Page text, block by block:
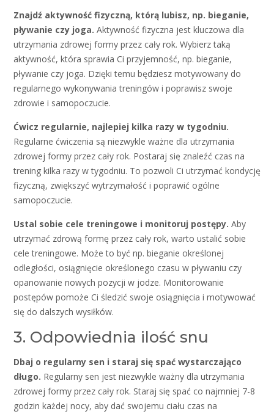
Znajdź aktywność fizyczną, którą lubisz, np. bieganie,
pływanie czy joga. Aktywność fizyczna jest kluczowa dla
utrzymania zdrowej formy przez cały rok. Wybierz taką
aktywność, która sprawia Ci przyjemność, np. bieganie,
pływanie czy joga. Dzięki temu będziesz motywowany do
regularnego wykonywania treningów i poprawisz swoje
zdrowie i samopoczucie.
Ćwicz regularnie, najlepiej kilka razy w tygodniu.
Regularne ćwiczenia są niezwykle ważne dla utrzymania
zdrowej formy przez cały rok. Postaraj się znaleźć czas na
trening kilka razy w tygodniu. To pozwoli Ci utrzymać kondycję
fizyczną, zwiększyć wytrzymałość i poprawić ogólne
samopoczucie.
Ustal sobie cele treningowe i monitoruj postępy. Aby
utrzymać zdrową formę przez cały rok, warto ustalić sobie
cele treningowe. Może to być np. bieganie określonej
odległości, osiągnięcie określonego czasu w pływaniu czy
opanowanie nowych pozycji w jodze. Monitorowanie
postępów pomoże Ci śledzić swoje osiągnięcia i motywować
się do dalszych wysiłków.
3. Odpowiednia ilość snu
Dbaj o regularny sen i staraj się spać wystarczająco
długo. Regularny sen jest niezwykle ważny dla utrzymania
zdrowej formy przez cały rok. Staraj się spać co najmniej 7-8
godzin każdej nocy, aby dać swojemu ciału czas na